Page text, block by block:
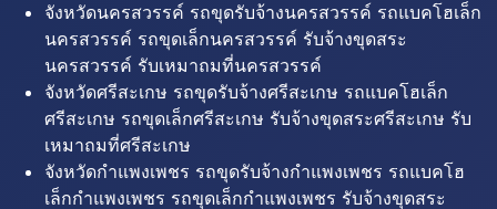
จังหวัดนครสวรรค์ รถขุดรับจ้างนครสวรรค์ รถแบคโฮเล็ก
นครสวรรค์ รถขุดเล็กนครสวรรค์ รับจ้างขุดสระ
นครสวรรค์ รับเหมาถมที่นครสวรรค์
จังหวัดศรีสะเกษ รถขุดรับจ้างศรีสะเกษ รถแบคโฮเล็ก
ศรีสะเกษ รถขุดเล็กศรีสะเกษ รับจ้างขุดสระศรีสะเกษ รับ
เหมาถมที่ศรีสะเกษ
จังหวัดกำแพงเพชร รถขุดรับจ้างกำแพงเพชร รถแบคโฮ
เล็กกำแพงเพชร รถขุดเล็กกำแพงเพชร รับจ้างขุดสระ